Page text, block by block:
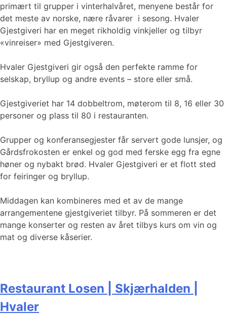
primært til grupper i vinterhalvåret, menyene består for
det meste av norske, nære råvarer i sesong. Hvaler
Gjestgiveri har en meget rikholdig vinkjeller og tilbyr
«vinreiser» med Gjestgiveren.
Hvaler Gjestgiveri gir også den perfekte ramme for
selskap, bryllup og andre events – store eller små.
Gjestgiveriet har 14 dobbeltrom, møterom til 8, 16 eller 30
personer og plass til 80 i restauranten.
Grupper og konferansegjester får servert gode lunsjer, og
Gårdsfrokosten er enkel og god med ferske egg fra egne
høner og nybakt brød. Hvaler Gjestgiveri er et flott sted
for feiringer og bryllup.
Middagen kan kombineres med et av de mange
arrangementene gjestgiveriet tilbyr. På sommeren er det
mange konserter og resten av året tilbys kurs om vin og
mat og diverse kåserier.
Restaurant Losen | Skjærhalden |
Hvaler